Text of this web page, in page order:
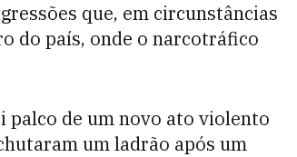
que, em circunstâncias
do país, onde o narcotráfico
palco de um novo ato violento
um ladrão após um